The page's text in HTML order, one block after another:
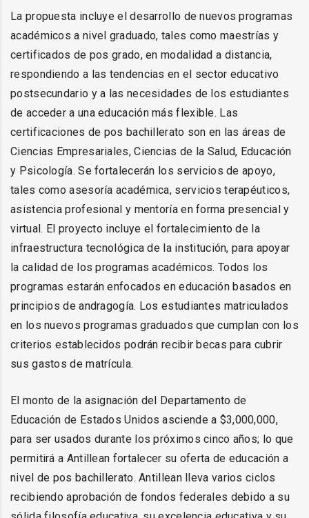
La propuesta incluye el desarrollo de nuevos programas
académicos a nivel graduado, tales como maestrías y
certificados de pos grado, en modalidad a distancia,
respondiendo a las tendencias en el sector educativo
postsecundario y a las necesidades de los estudiantes
de acceder a una educación más flexible. Las
certificaciones de pos bachillerato son en las áreas de
Ciencias Empresariales, Ciencias de la Salud, Educación
y Psicología. Se fortalecerán los servicios de apoyo,
tales como asesoría académica, servicios terapéuticos,
asistencia profesional y mentoría en forma presencial y
virtual. El proyecto incluye el fortalecimiento de la
infraestructura tecnológica de la institución, para apoyar
la calidad de los programas académicos. Todos los
programas estarán enfocados en educación basados en
principios de andragogía. Los estudiantes matriculados
en los nuevos programas graduados que cumplan con los
criterios establecidos podrán recibir becas para cubrir
sus gastos de matrícula.
El monto de la asignación del Departamento de
Educación de Estados Unidos asciende a $3,000,000,
para ser usados durante los próximos cinco años; lo que
permitirá a Antillean fortalecer su oferta de educación a
nivel de pos bachillerato. Antillean lleva varios ciclos
recibiendo aprobación de fondos federales debido a su